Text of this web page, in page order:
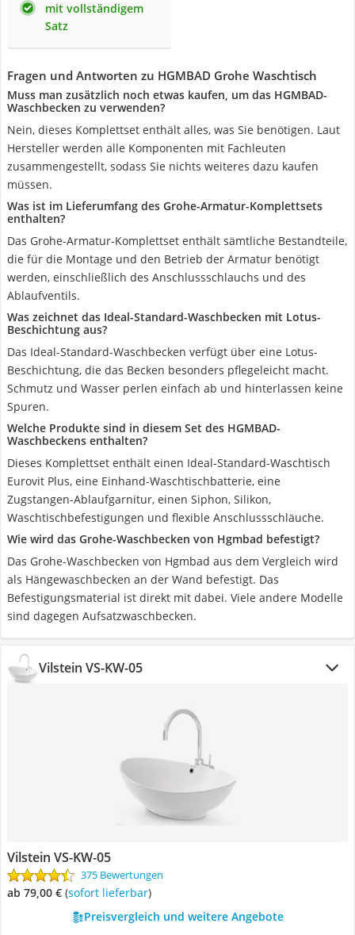
mit vollständigem
Satz
Fragen und Antworten zu HGMBAD Grohe Waschtisch
Muss man zusätzlich noch etwas kaufen, um das HGMBAD-
Waschbecken zu verwenden?
Nein, dieses Komplettset enthält alles, was Sie benötigen. Laut
Hersteller werden alle Komponenten mit Fachleuten
zusammengestellt, sodass Sie nichts weiteres dazu kaufen
müssen.
Was ist im Lieferumfang des Grohe-Armatur-Komplettsets
enthalten?
Das Grohe-Armatur-Komplettset enthält sämtliche Bestandteile,
die für die Montage und den Betrieb der Armatur benötigt
werden, einschließlich des Anschlussschlauchs und des
Ablaufventils.
Was zeichnet das Ideal-Standard-Waschbecken mit Lotus-
Beschichtung aus?
Das Ideal-Standard-Waschbecken verfügt über eine Lotus-
Beschichtung, die das Becken besonders pflegeleicht macht.
Schmutz und Wasser perlen einfach ab und hinterlassen keine
Spuren.
Welche Produkte sind in diesem Set des HGMBAD-
Waschbeckens enthalten?
Dieses Komplettset enthält einen Ideal-Standard-Waschtisch
Eurovit Plus, eine Einhand-Waschtischbatterie, eine
Zugstangen-Ablaufgarnitur, einen Siphon, Silikon,
Waschtischbefestigungen und flexible Anschlussschläuche.
Wie wird das Grohe-Waschbecken von Hgmbad befestigt?
Das Grohe-Waschbecken von Hgmbad aus dem Vergleich wird
als Hängewaschbecken an der Wand befestigt. Das
Befestigungsmaterial ist direkt mit dabei. Viele andere Modelle
sind dagegen Aufsatzwaschbecken.
Vilstein VS-KW-05
Vilstein VS-KW-05
375 Bewertungen
ab 79,00 € ( Sofort lieferbar)
Preisvergleich und weitere Angebote